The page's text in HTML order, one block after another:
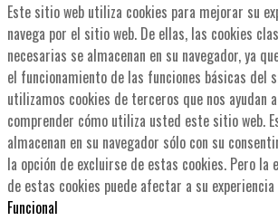
Este sitio web utiliza cookies para mejorar su
navega por el sitio web. De ellas, las cookies
necesarias se almacenan en su navegador, ya
el funcionamiento de las funciones básicas del
utilizamos cookies de terceros que nos ayudan
comprender cómo utiliza usted este sitio web.
almacenan en su navegador sólo con su
la opción de excluirse de estas cookies. Pero la
de estas cookies puede afectar a su experiencia
Funcional